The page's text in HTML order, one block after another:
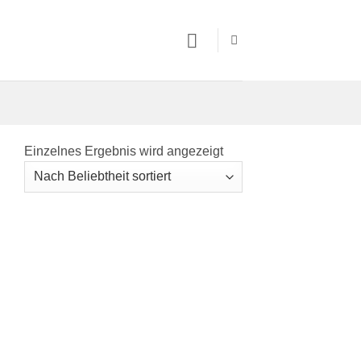
Einzelnes Ergebnis wird angezeigt